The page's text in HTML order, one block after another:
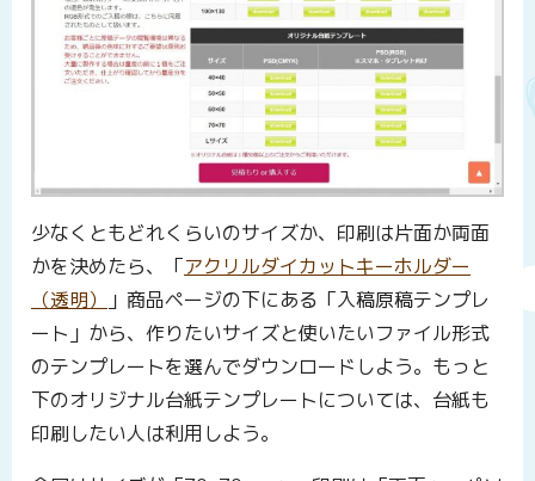
少なくともどれくらいのサイズか、印刷は片面か両面
かを決めたら、「アクリルダイカットキーホルダー
（透明）
」商品ページの下にある「入稿原稿テンプレ
ート」から、作りたいサイズと使いたいファイル形式
のテンプレートを選んでダウンロードしよう。もっと
下のオリジナル台紙テンプレートについては、台紙も
印刷したい人は利用しよう。